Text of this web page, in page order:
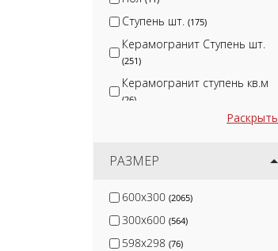
Ступень шт. (175)
Керамогранит Ступень шт.
(251)
Керамогранит ступень кв.м
(26)
Раскрыть
РАЗМЕР
600x300 (2065)
300x600 (564)
598x298 (76)